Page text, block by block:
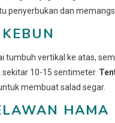
penyerbukan dan
tumbuh vertikal ke atas,
10-15 sentimeter.
membuat salad segar.
HAMA